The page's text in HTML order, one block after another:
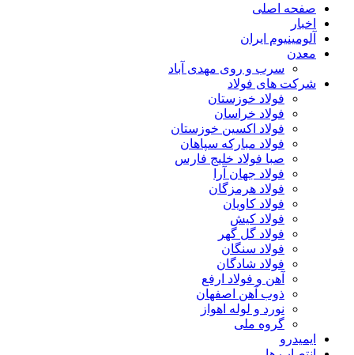
صفحه اصلی
اخبار
آلومینیوم ایران
معدن
سرب و روی مهدی آباد
شرکت های فولاد
فولاد خوزستان
فولاد خراسان
فولاد اکسین خوزستان
فولاد مبارکه سپاهان
صبا فولاد خلیج فارس
فولاد جهان آرا
فولاد هرمزگان
فولاد کاویان
فولاد کیش
فولاد گل گهر
فولاد سنگان
فولاد شادگان
آهن و فولاد ارفع
ذوب آهن اصفهان
نورد و لوله اهواز
گروه ملی
ایمیدرو